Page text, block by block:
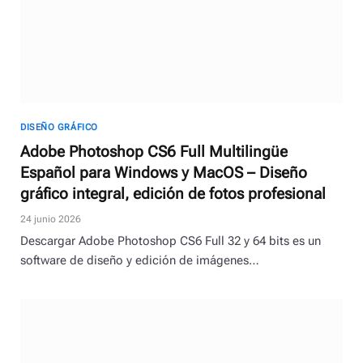
DISEÑO GRÁFICO
Adobe Photoshop CS6 Full Multilingüe
Español para Windows y MacOS – Diseño
gráfico integral, edición de fotos profesional
24 junio 2026
Descargar Adobe Photoshop CS6 Full 32 y 64 bits es un
software de diseño y edición de imágenes…